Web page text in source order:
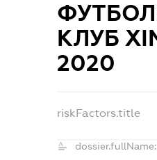
КЛУБ
2020
riskFactors.title
dossier.fullName: